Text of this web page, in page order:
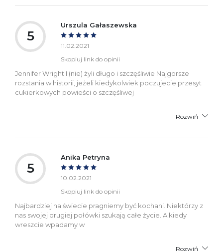
5
Urszula Gałaszewska
11.02.2021
Skopiuj link do opinii
Jennifer Wright I (nie) żyli długo i szczęśliwie Najgorsze
rozstania w historii, jeżeli kiedykolwiek poczujecie przesyt
cukierkowych powieści o szczęśliwej
Rozwiń
5
Anika Petryna
10.02.2021
Skopiuj link do opinii
Najbardziej na świecie pragniemy być kochani. Niektórzy z
nas swojej drugiej połówki szukają całe życie. A kiedy
wreszcie wpadamy w
Rozwiń